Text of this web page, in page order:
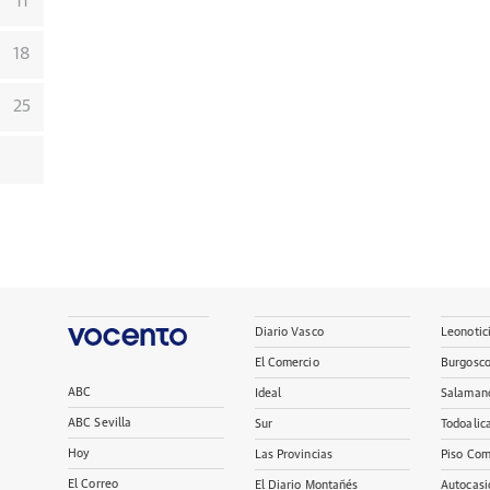
18
25
ABC
ABC Sevilla
Hoy
El Correo
Diario Vasco
El Comercio
Ideal
Sur
Las Provincias
El Diario Montañés
Piso